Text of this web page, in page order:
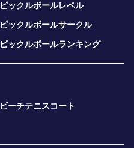
ピックルボールレベル
ピックルボールサークル
ピックルボールランキング
ビーチテニスコート